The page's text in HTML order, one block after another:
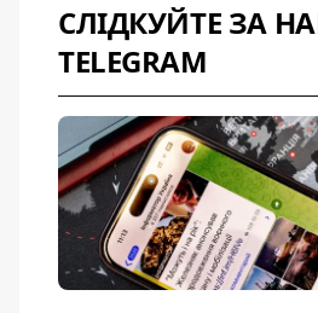
СЛІДКУЙТЕ ЗА
TELEGRAM